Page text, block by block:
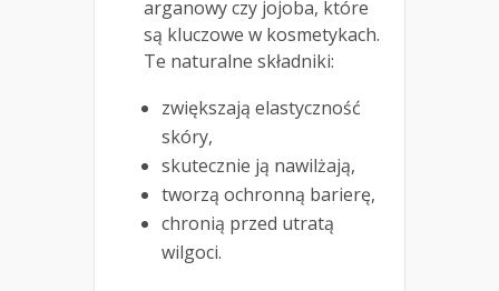
arganowy czy jojoba, które
są kluczowe w kosmetykach.
Te naturalne składniki:
zwiększają elastyczność
skóry,
skutecznie ją nawilżają,
tworzą ochronną barierę,
chronią przed utratą
wilgoci.